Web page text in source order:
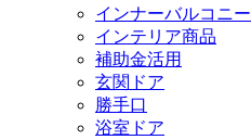
インナーバルコニー
インテリア商品
補助金活用
玄関ドア
勝手口
浴室ドア